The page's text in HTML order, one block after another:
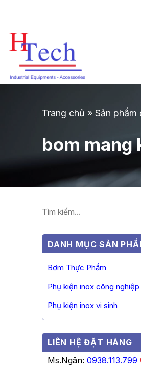
nội
dung
Trang chủ » Sản phẩm
bom mang
Tìm
DANH MỤC SẢN
Bơm Thực Phẩm
Phụ kiện inox công nghiệp
Phụ kiện inox vi sinh
LIÊN HỆ ĐẶT HÀNG
Ms.Ngân: 0938.113.799